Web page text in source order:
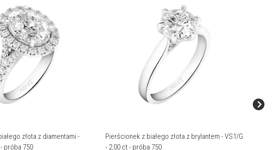
złota z diamentami -
próba 750
Pierścionek z białego złota z brylantem - VS1/G
- 2,00 ct - próba 750